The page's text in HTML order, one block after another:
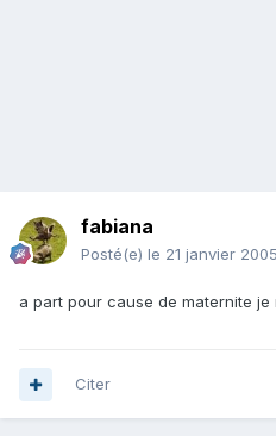
fabiana
Posté(e) le 21 janvier 2005
a part pour cause de maternite je
Citer